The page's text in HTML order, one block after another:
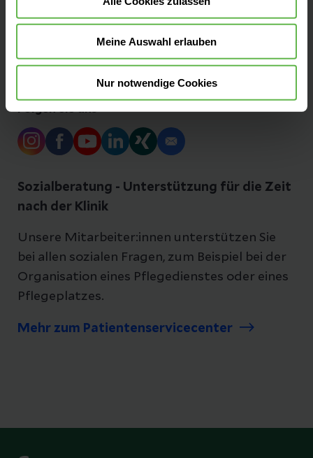
Meine Auswahl erlauben
Nur notwendige Cookies
Presse und Aktuelles
Folgen Sie uns
Sozialberatung - Unterstützung für die Zeit
nach der Klinik
Unsere Mitarbeiter:innen unterstützen Sie
bei allen sozialen Fragen, zum Beispiel bei der
Organisation eines Pflegedienstes oder eines
Pflegeplatzes.
Mehr zum Patientenservicecenter